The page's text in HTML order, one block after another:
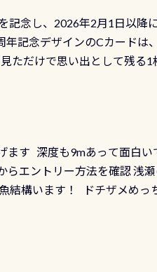
す そこで下記のキャンペー
て頂いた方は、上記の水
セットでこの水検査も出し
川？ 長良川は日本三大清
の郡上市に始まり、美濃を
全国で唯一河川で選ばれた
ます 川原からのエントリー
は見られない光景です 透
ウウオ」が見れる 長良川ダ
を超える世界最大の両生
別天然記念物と言えば他に
念し、2026年2月1日以降
記念デザインのCカードは
ただけで思い出として残る
、EFR、TECなど特別
ルティ、AWAREデザイン
るカードは通常デザインと
も、「いつ始めたか」は、
たら、ぜひ参加してみてく
ます 深度も9mあって面白
エントリー方法を確認 浅
構います！ ドチザメめっ
き添いの方とも記念撮影も